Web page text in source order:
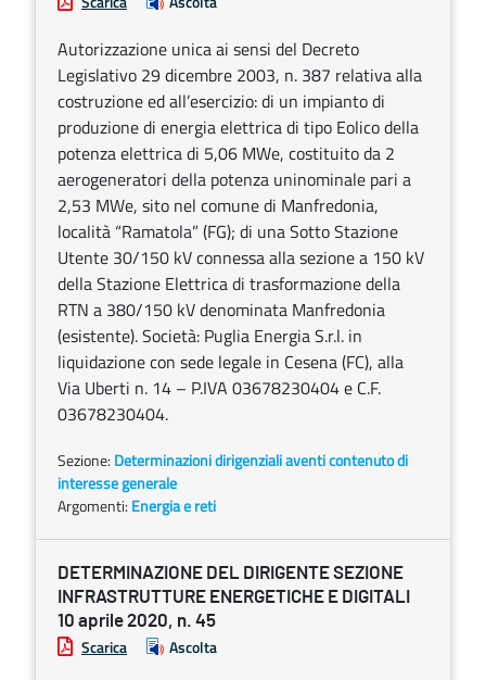
Autorizzazione unica ai sensi del Decreto
Legislativo 29 dicembre 2003, n. 387 relativa alla
costruzione ed all’esercizio: di un impianto di
produzione di energia elettrica di tipo Eolico della
potenza elettrica di 5,06 MWe, costituito da 2
aerogeneratori della potenza uninominale pari a
2,53 MWe, sito nel comune di Manfredonia,
località “Ramatola” (FG); di una Sotto Stazione
Utente 30/150 kV connessa alla sezione a 150 kV
della Stazione Elettrica di trasformazione della
RTN a 380/150 kV denominata Manfredonia
(esistente). Società: Puglia Energia S.r.l. in
liquidazione con sede legale in Cesena (FC), alla
Via Uberti n. 14 – P.IVA 03678230404 e C.F.
03678230404.
Sezione: Determinazioni dirigenziali aventi contenuto di
interesse generale
Argomenti: Energia e reti
DETERMINAZIONE DEL DIRIGENTE SEZIONE
INFRASTRUTTURE ENERGETICHE E DIGITALI
10 aprile 2020, n. 45
Scarica Ascolta